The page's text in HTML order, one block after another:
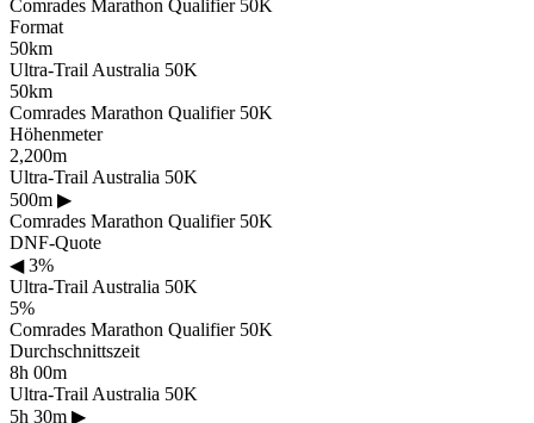
Comrades Marathon Qualifier 50K
Format
50km
Ultra-Trail Australia 50K
50km
Comrades Marathon Qualifier 50K
Höhenmeter
2,200m
Ultra-Trail Australia 50K
500m ▶
Comrades Marathon Qualifier 50K
DNF-Quote
◀3%
Ultra-Trail Australia 50K
5%
Comrades Marathon Qualifier 50K
Durchschnittszeit
8h 00m
Ultra-Trail Australia 50K
5h 30m ▶